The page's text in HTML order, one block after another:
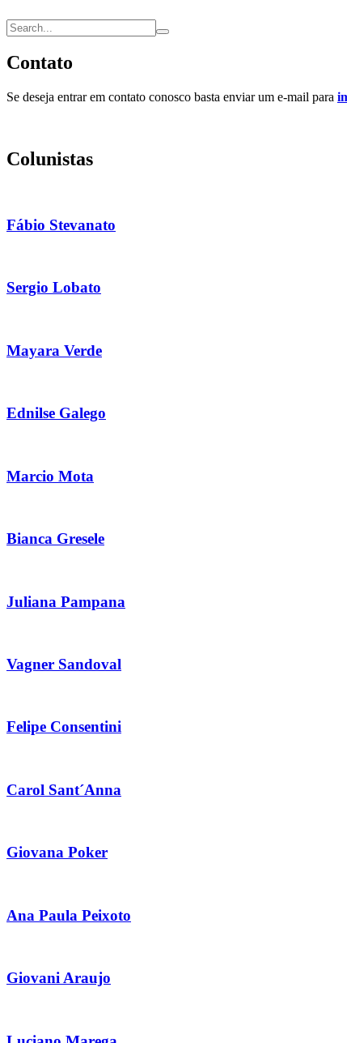
Contato
Se deseja entrar em contato conosco basta enviar um e-mail para
Colunistas
Fábio Stevanato
Sergio Lobato
Mayara Verde
Ednilse Galego
Marcio Mota
Bianca Gresele
Juliana Pampana
Vagner Sandoval
Felipe Consentini
Carol Sant´Anna
Giovana Poker
Ana Paula Peixoto
Giovani Araujo